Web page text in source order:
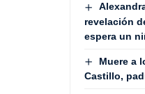
revelación
espera un
Muere a
Castillo,